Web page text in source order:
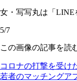
女・写写丸は「LINE
5/7
この画像の記事を読
コロナの打撃を受け
若者のマッチングア